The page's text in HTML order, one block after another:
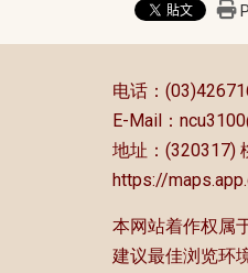
电话：
E-Mail：
地址：(320317)
https://
本网站着作权属
建议最佳浏览环